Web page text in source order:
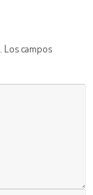
Los campos